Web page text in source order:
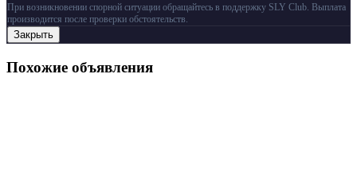
При возникновении спорной ситуации обращайтесь в поддержку SLY Club. Выплата
производится после проверки обстоятельств.
Закрыть
Похожие объявления